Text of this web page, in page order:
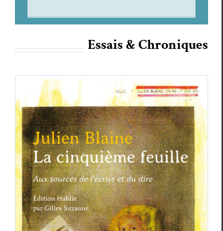
Essais & Chroniques